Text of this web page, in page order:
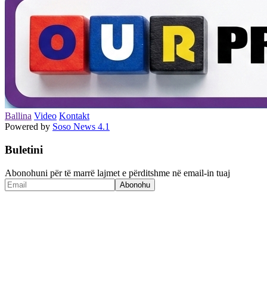
Ballina Video Kontakt
Powered by Soso News 4.1
Buletini
Abonohuni për të marrë lajmet e përditshme në email-in tuaj
Abonohu